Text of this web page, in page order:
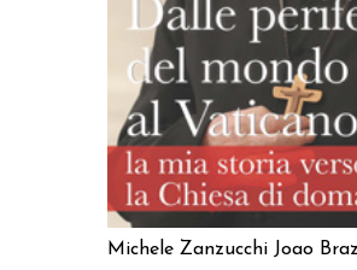
Michele Zanzucchi Joao